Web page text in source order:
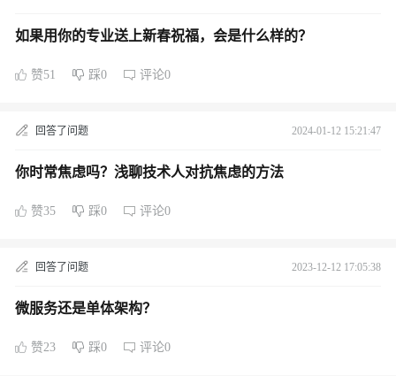
如果用你的专业送上新春祝福，会是什么样的？
赞51 踩0 评论0
回答了问题 2024-01-12 15:21:47
你时常焦虑吗？浅聊技术人对抗焦虑的方法
赞35 踩0 评论0
回答了问题 2023-12-12 17:05:38
微服务还是单体架构？
赞23 踩0 评论0